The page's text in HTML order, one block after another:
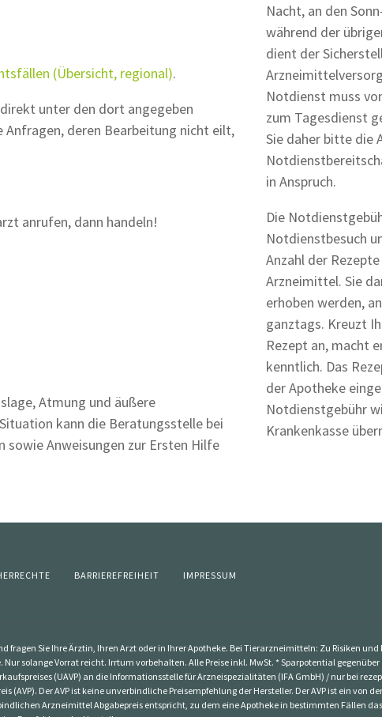
(Übersicht, regional).
unter den dort angegeben
deren Bearbeitung nicht eilt,
anrufen, dann handeln!
Atmung und äußere
kann die Beratungsstelle bei
sowie Anweisungen zur Ersten Hilfe
Nacht, an den
während der
dient der
Notdienst muss
zum Tagesdienst
Sie daher bitte die
in Anspruch.
Die
Notdienstbesuch
Anzahl der
Arzneimittel. Sie
erhoben werden,
ganztags. Kreuzt
Rezept an, macht
kenntlich. Das
der Apotheke
Notdienstgebühr
Krankenkasse
BARRIEREFREIHEIT IMPRESSUM
fragen Sie Ihre Ärztin, Ihren Arzt oder in Ihrer Apotheke. Bei Tierarzneimitteln: Zu Risiken
solange Vorrat reicht. Irrtum vorbehalten. Alle Preise inkl. MwSt. * Sparpotential
(UAVP) an die Informationsstelle für Arzneispezialitäten (IFA GmbH) / nur bei
(AVP). Der AVP ist keine unverbindliche Preisempfehlung der Hersteller. Der AVP ist ein von
Arzneimittel Abgabepreis entspricht, zu dem eine Apotheke in bestimmten Fällen